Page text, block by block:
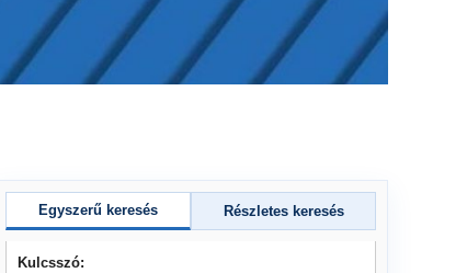
Egyszerű keresés Részletes keresés
Kulcsszó: